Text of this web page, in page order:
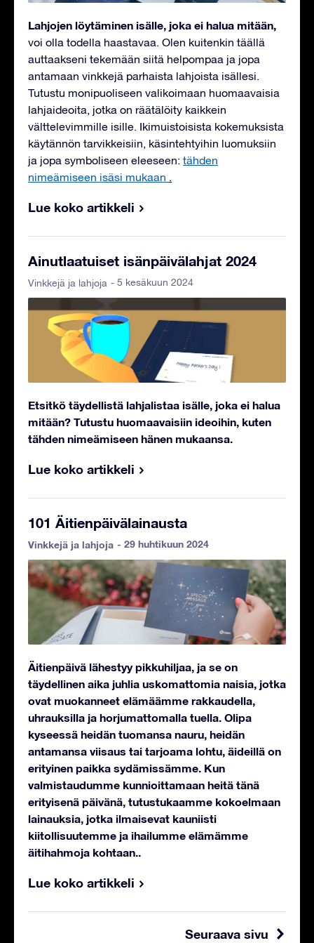
Lahjojen löytäminen isälle, joka ei halua mitään,
voi olla todella haastavaa. Olen kuitenkin täällä
auttaakseni tekemään siitä helpompaa ja jopa
antamaan vinkkejä parhaista lahjoista isällesi.
Tutustu monipuoliseen valikoimaan huomaavaisia
lahjaideoita, jotka on räätälöity kaikkein
välttelevimmille isille. Ikimuistoisista kokemuksista
käytännön tarvikkeisiin, käsintehtyihin luomuksiin
ja jopa symboliseen eleeseen: tähden
nimeämiseen isäsi mukaan
Lue koko artikkeli
Ainutlaatuiset isänpäivälahjat 2024
Vinkkejä ja lahjoja - 5 kesäkuun 2024
Etsitkö täydellistä lahjalistaa isälle, joka ei halua
mitään? Tutustu huomaavaisiin ideoihin, kuten
tähden nimeämiseen hänen mukaansa.
Lue koko artikkeli
101 Äitienpäivälainausta
Vinkkejä ja lahjoja - 29 huhtikuun 2024
Äitienpäivä lähestyy pikkuhiljaa, ja se on
täydellinen aika juhlia uskomattomia naisia, jotka
ovat muokanneet elämäämme rakkaudella,
uhrauksilla ja horjumattomalla tuella. Olipa
kyseessä heidän tuomansa nauru, heidän
antamansa viisaus tai tarjoama lohtu, äideillä on
erityinen paikka sydämissämme. Kun
valmistaudumme kunnioittamaan heitä tänä
erityisenä päivänä, tutustukaamme kokoelmaan
lainauksia, jotka ilmaisevat kauniisti
kiitollisuutemme ja ihailumme elämämme
äitihahmoja kohtaan..
Lue koko artikkeli
Seuraava sivu